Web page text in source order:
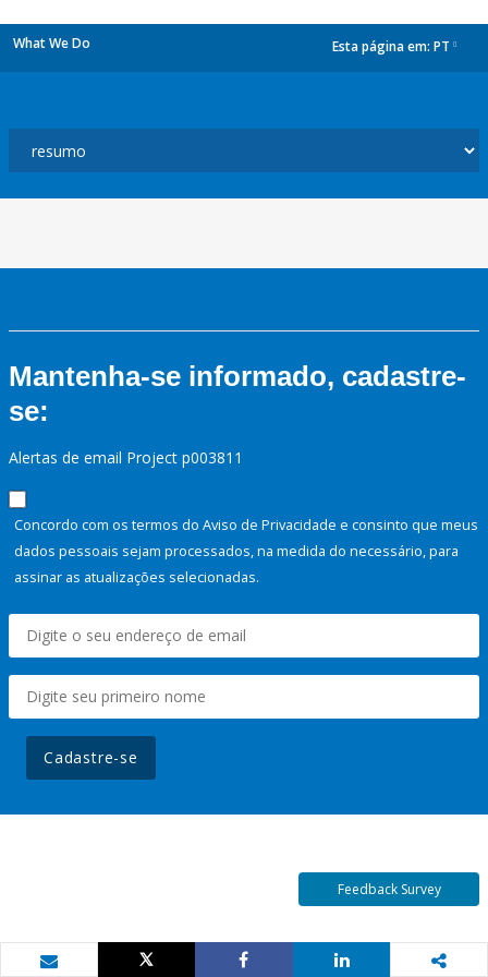
What We Do Esta página em: PT
Mantenha-se informado, cadastre-
se:
Alertas de email Project p003811
Concordo com os termos do Aviso de Privacidade e consinto que meus
dados pessoais sejam processados, na medida do necessário, para
assinar as atualizações selecionadas.
Cadastre-se
Feedback Survey